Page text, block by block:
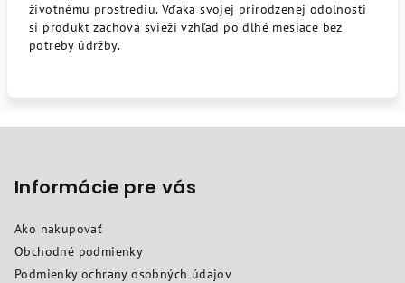
životnému prostrediu. Vďaka svojej prirodzenej odolnosti
si produkt zachová svieži vzhľad po dlhé mesiace bez
potreby údržby.
Informácie pre vás
Ako nakupovať
Obchodné podmienky
Podmienky ochrany osobných údajov